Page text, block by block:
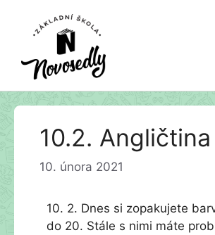
Přeskočit
10.2. Angličtina
10. února 2021
10. 2. Dnes si zopakujete
do 20. Stále s nimi máte